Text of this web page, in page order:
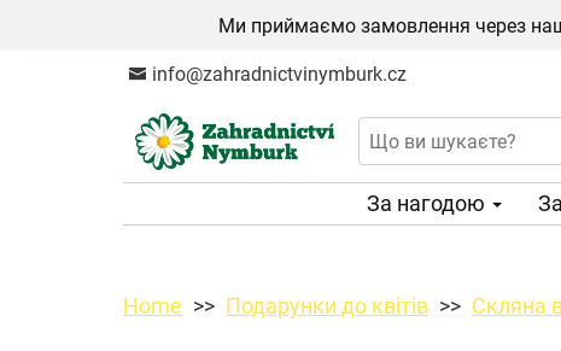
Ми приймаємо замовлення через
info@zahradnictvinymburk.cz
За нагодою
Home Подарунки до квітів Скляна